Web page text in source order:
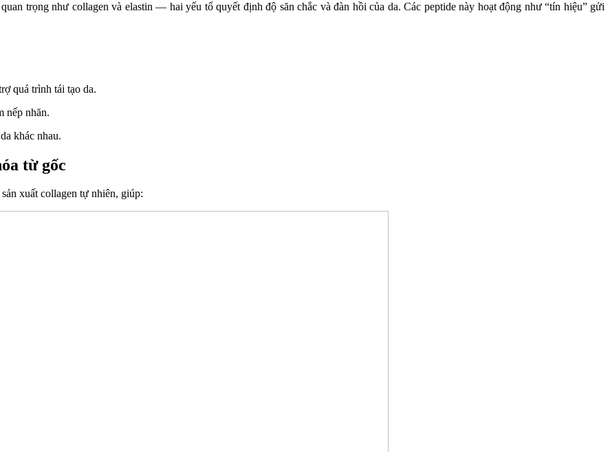
trọng như collagen và elastin — hai yếu tố quyết định độ săn chắc và đàn hồi của da. Các peptide này hoạt động như “tín hiệu” gửi
quá trình tái tạo da.
nếp nhăn.
khác nhau.
từ gốc
xuất collagen tự nhiên, giúp: